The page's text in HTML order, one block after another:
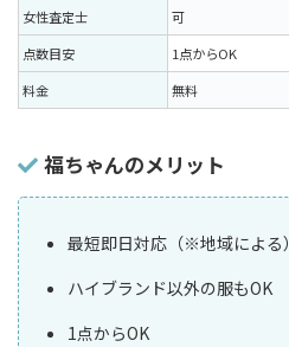
女性査定士
可
点数目安
1点からOK
料金
無料
福ちゃんのメリット
最短即日対応（※地域による）
ハイブランド以外の服もOK
1点からOK